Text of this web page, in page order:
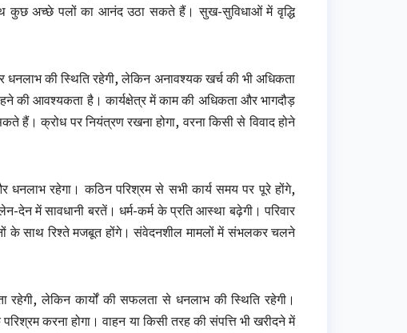
कुछ अच्छे पलों का आनंद उठा सकते हैं। सुख-सुविधाओं में वृद्धि
की स्थिति रहेगी, लेकिन अनावश्यक खर्च की भी अधिकता
की आवश्यकता है। कार्यक्षेत्र में काम की अधिकता और भागदौड़
क्रोध पर नियंत्रण रखना होगा, वरना किसी से विवाद होने
धनलाभ रहेगा। कठिन परिश्रम से सभी कार्य समय पर पूरे होंगे,
में सावधानी बरतें। धर्म-कर्म के प्रति आस्था बढ़ेगी। परिवार
के साथ रिश्ते मजबूत होंगे। संवेदनशील मामलों में संभलकर चलने
रहेगी, लेकिन कार्यों की सफलता से धनलाभ की स्थिति रहेगी।
करना होगा। वाहन या किसी तरह की संपत्ति भी खरीदने में